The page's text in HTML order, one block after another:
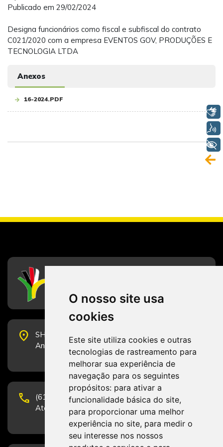
O nosso site usa
cookies
Este site utiliza cookies e outras
tecnologias de rastreamento para
melhorar sua experiência de
navegação para os seguintes
propósitos: para ativar a
funcionalidade básica do site,
para proporcionar uma melhor
experiência no site, para medir o
seu interesse nos nossos
Publicado em 29/02/2024
Designa funcionários como fiscal e subfiscal do contrato
C021/2020 com a empresa EVENTOS GOV, PRODUÇÕES E
TECNOLOGIA LTDA
Anexos
16-2024.PDF
place
SHS Quadra 6, Bloco E, Complexo Brasil 21, 20º
Andar, Sala 2001 - CEP 70322-915 - Brasília/DF
phone
(61) 3223-1652 e (61) 98131-3801.
Atendimento por telefone em horário comercial
Libras
+ Acessibilidade